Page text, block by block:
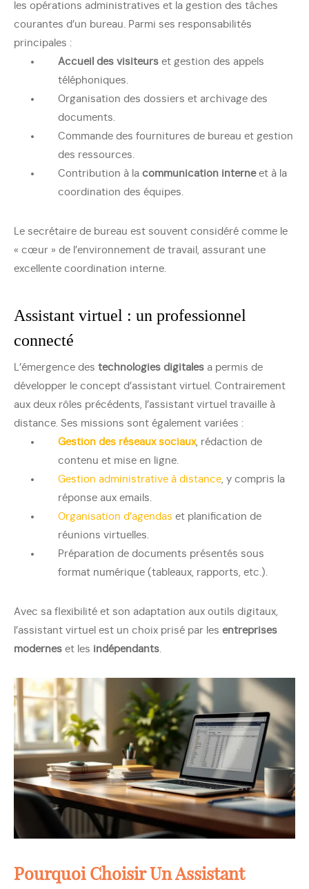
les opérations administratives et la gestion des tâches
courantes d’un bureau. Parmi ses responsabilités
principales :
Accueil des visiteurs et gestion des appels
téléphoniques.
Organisation des dossiers et archivage des
documents.
Commande des fournitures de bureau et gestion
des ressources.
Contribution à la communication interneet à la
coordination des équipes.
Le secrétaire de bureau est souvent considéré comme le
« cœur » de l’environnement de travail, assurant une
excellente coordination interne.
Assistant virtuel : un professionnel
connecté
L’émergence des technologies digitales a permis de
développer le concept d’assistant virtuel. Contrairement
aux deux rôles précédents, l’assistant virtuel travaille à
distance. Ses missions sont également variées :
Gestion des réseaux sociaux, rédaction de
contenu et mise en ligne.
Gestion administrative à distance, y compris la
réponse aux emails.
Organisation d’agendas et planification de
réunions virtuelles.
Préparation de documents présentés sous
format numérique (tableaux, rapports, etc.).
Avec sa flexibilité et son adaptation aux outils digitaux,
l’assistant virtuel est un choix prisé par les entreprises
modernes et les indépendants.
Pourquoi Choisir Un Assistant